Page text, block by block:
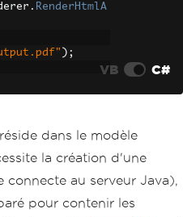
. RenderHtmlA
);
VB C#
dans le modèle
la création d'une
connecte au serveur Java),
pour contenir les